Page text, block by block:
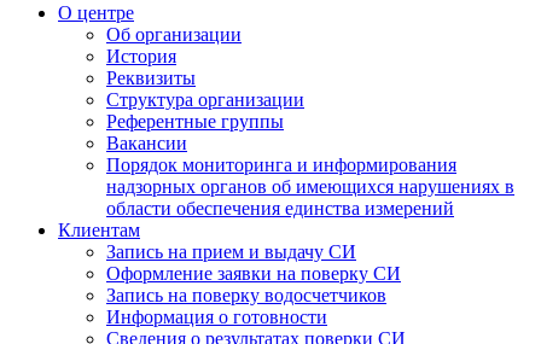
О центре
Об организации
История
Реквизиты
Структура организации
Референтные группы
Вакансии
Порядок мониторинга и информирования
надзорных органов об имеющихся нарушениях в
области обеспечения единства измерений
Клиентам
Запись на прием и выдачу СИ
Оформление заявки на поверку СИ
Запись на поверку водосчетчиков
Информация о готовности
Сведения о результатах поверки СИ